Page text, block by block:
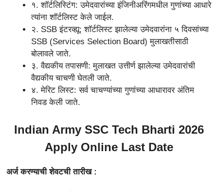
१. शॉर्टलिस्टिंग: उमेदवारांच्या इंजिनीअरिंगमधील गुणांच्या आधारे
त्यांना शॉर्टलिस्ट केले जाईल.
२. SSB इंटरव्ह्यू: शॉर्टलिस्ट झालेल्या उमेदवारांना ५ दिवसांच्या
SSB (Services Selection Board) मुलाखतीसाठी
बोलावले जाते.
३. वैद्यकीय तपासणी: मुलाखत उत्तीर्ण झालेल्या उमेदवारांची
वैद्यकीय चाचणी घेतली जाते.
४. मेरिट लिस्ट: सर्व चाचण्यांच्या गुणांच्या आधारावर अंतिम
निवड केली जाते.
Indian Army SSC Tech Bharti 2026
Apply Online Last Date
अर्ज करण्याची शेवटची तारीख :